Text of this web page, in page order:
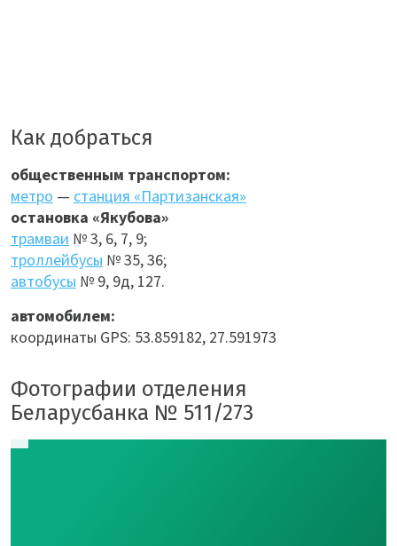
Как добраться
общественным транспортом:
метро — станция «Партизанская»
остановка «Якубова»
трамваи № 3, 6, 7, 9;
троллейбусы № 35, 36;
автобусы № 9, 9д, 127.
автомобилем:
координаты GPS: 53.859182, 27.591973
Фотографии отделения
Беларусбанка № 511/273